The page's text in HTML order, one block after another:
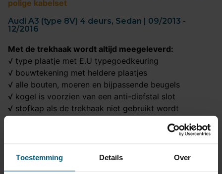
Toestemming Details Over
polige kabelset
Audi A3 (type 8V) 4 deurs, Sedan | 09/2013 -
12/2016
Met de trekhaak wordt altijd meegeleverd:
√ type plaatje met E.U typegoedkeuring
√ bouwtekening met heldere plaatjes
√ alle bouten, moeren en bijpassende beugels
√ kogel is voorzien van een anti-diefstal slot
√ stofkap als de trekhaak niet gebruikt wordt
Met de originele 7 polige kabelset wordt altijd
√ een praktische schema